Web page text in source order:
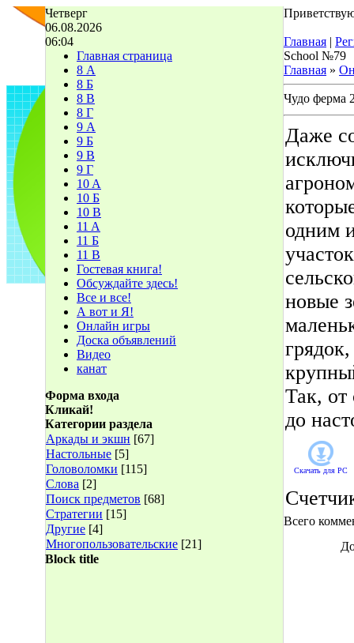
Четверг
06.08.2026
06:04
Главная страница
8 А
8 Б
8 В
8 Г
9 А
9 Б
9 В
9 Г
10 A
10 Б
10 В
11 A
11 Б
11 В
Гостевая книга!
Обсуждайте здесь!
Все и все!
А вот и Я!
Онлайн игры
Доска объявлений
Видео
канат
Форма входа
Кликай!
Категории раздела
Аркады и экшн [67]
Настольные [5]
Головоломки [115]
Слова [2]
Поиск предметов [68]
Стратегии [15]
Другие [4]
Многопользовательские [21]
Block title
Главная |
School №79
Главная »
Чудо ферма
Даже
одним
новые
Так, от
до
Скачать для PC
Всего